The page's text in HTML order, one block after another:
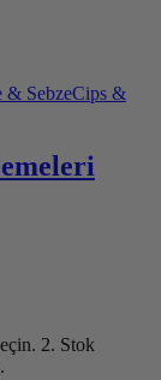
& SebzeCips &
2. Stok